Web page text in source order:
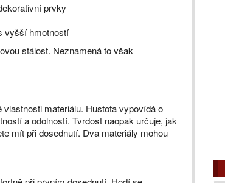
prvky
vyšší hmotností
stálost. Neznamená to však
materiálu. Hustota vypovídá o
a odolností. Tvrdost naopak určuje, jak
mít při dosednutí. Dva materiály mohou